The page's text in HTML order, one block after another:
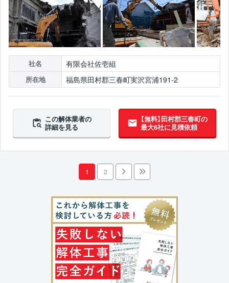
社名 有限会社佐壱組
所在地 福島県田村郡三春町実沢宮浦191-2
この解体業者の
詳細を見る
【無料】田村郡三春町の
最大6社に見積依頼
1 2